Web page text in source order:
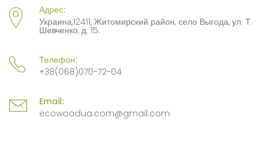
Адрес:
Украина,12411, Житомирский район, село Выгода, ул. Т.
Шевченко, д. 15.
Телефон:
+38(068)070-72-04
Email:
ecowoodua.com@gmail.com